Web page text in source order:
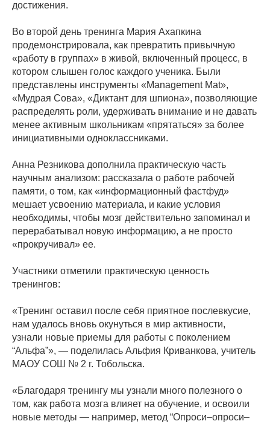
достижения.
Во второй день тренинга Мария Ахапкина
продемонстрировала, как превратить привычную
«работу в группах» в живой, включенный процесс, в
котором слышен голос каждого ученика. Были
представлены инструменты «Management Mat»,
«Мудрая Сова», «Диктант для шпиона», позволяющие
распределять роли, удерживать внимание и не давать
менее активным школьникам «прятаться» за более
инициативными одноклассниками.
Анна Резникова дополнила практическую часть
научным анализом: рассказала о работе рабочей
памяти, о том, как «информационный фастфуд»
мешает усвоению материала, и какие условия
необходимы, чтобы мозг действительно запоминал и
перерабатывал новую информацию, а не просто
«прокручивал» ее.
Участники отметили практическую ценность
тренингов:
«Тренинг оставил после себя приятное послевкусие,
нам удалось вновь окунуться в мир активности,
узнали новые приемы для работы с поколением
“Альфа”», — поделилась Альфия Криванкова, учитель
МАОУ СОШ № 2 г. Тобольска.
«Благодаря тренингу мы узнали много полезного о
том, как работа мозга влияет на обучение, и освоили
новые методы — например, метод “Опроси–опроси–